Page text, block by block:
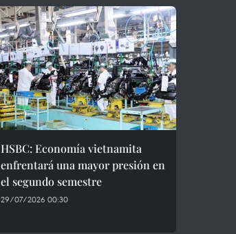
HSBC: Economía vietnamita
enfrentará una mayor presión en
el segundo semestre
29/07/2026 00:30